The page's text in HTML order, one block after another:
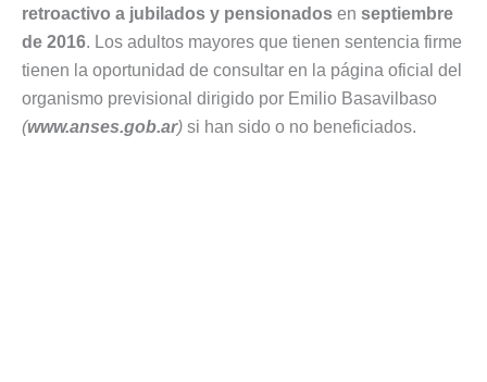
retroactivo a jubilados y pensionados en septiembre
de 2016. Los adultos mayores que tienen sentencia firme
tienen la oportunidad de consultar en la página oficial del
organismo previsional dirigido por Emilio Basavilbaso
(www.anses.gob.ar) si han sido o no beneficiados.